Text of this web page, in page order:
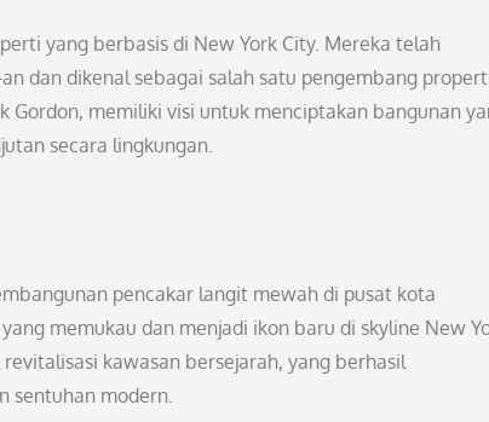
yang berbasis di New York City. Mereka telah
dan dikenal sebagai salah satu pengembang
memiliki visi untuk menciptakan bangunan
secara lingkungan.
pencakar langit mewah di pusat kota
memukau dan menjadi ikon baru di skyline New
kawasan bersejarah, yang berhasil
sentuhan modern.